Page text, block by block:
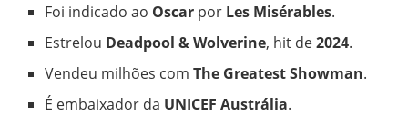
Foi indicado ao Oscar por Les Misérables.
Estrelou Deadpool & Wolverine, hit de2024.
Vendeu milhões comThe Greatest Showman.
É embaixador da UNICEF Austrália.